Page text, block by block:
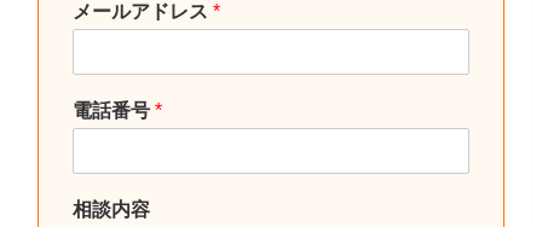
メールアドレス*
電話番号*
相談内容